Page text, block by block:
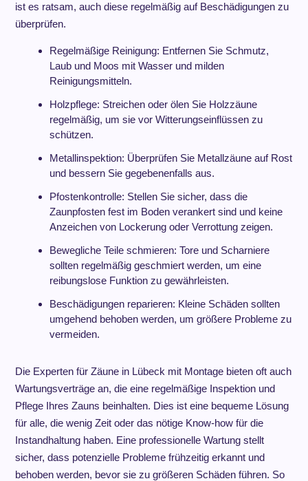
ist es ratsam, auch diese regelmäßig auf Beschädigungen zu
überprüfen.
Regelmäßige Reinigung: Entfernen Sie Schmutz,
Laub und Moos mit Wasser und milden
Reinigungsmitteln.
Holzpflege: Streichen oder ölen Sie Holzzäune
regelmäßig, um sie vor Witterungseinflüssen zu
schützen.
Metallinspektion: Überprüfen Sie Metallzäune auf Rost
und bessern Sie gegebenenfalls aus.
Pfostenkontrolle: Stellen Sie sicher, dass die
Zaunpfosten fest im Boden verankert sind und keine
Anzeichen von Lockerung oder Verrottung zeigen.
Bewegliche Teile schmieren: Tore und Scharniere
sollten regelmäßig geschmiert werden, um eine
reibungslose Funktion zu gewährleisten.
Beschädigungen reparieren: Kleine Schäden sollten
umgehend behoben werden, um größere Probleme zu
vermeiden.
Die Experten für Zäune in Lübeck mit Montage bieten oft auch
Wartungsverträge an, die eine regelmäßige Inspektion und
Pflege Ihres Zauns beinhalten. Dies ist eine bequeme Lösung
für alle, die wenig Zeit oder das nötige Know-how für die
Instandhaltung haben. Eine professionelle Wartung stellt
sicher, dass potenzielle Probleme frühzeitig erkannt und
behoben werden, bevor sie zu größeren Schäden führen. So